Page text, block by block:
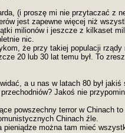
(i proszę mi nie przytaczać z
jest zapewne więcej niż
milionów i jeszcze z kilkaset
nic.
że przy takiej populacji
20 lub 30 lat temu był. To
a u nas w latach 80 był
Jakoś nie
powszechny terror w Chinach
Chinach źle.
można tam mieć